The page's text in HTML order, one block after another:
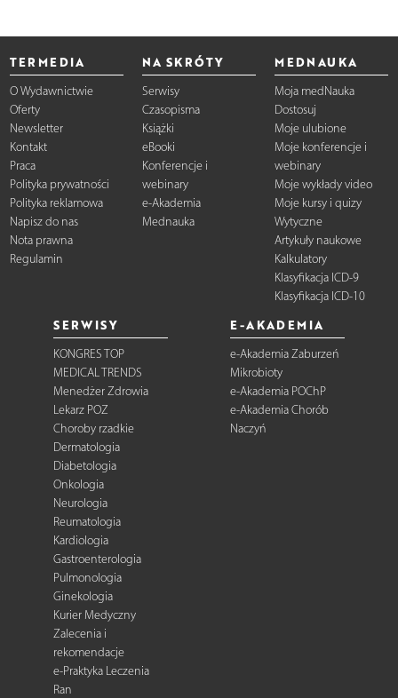
TERMEDIA
O Wydawnictwie
Oferty
Newsletter
Kontakt
Praca
Polityka prywatności
Polityka reklamowa
Napisz do nas
Nota prawna
Regulamin
NA SKRÓTY
Serwisy
Czasopisma
Książki
eBooki
Konferencje i
webinary
e-Akademia
Mednauka
MEDNAUKA
Moja medNauka
Dostosuj
Moje ulubione
Moje konferencje i
webinary
Moje wykłady video
Moje kursy i quizy
Wytyczne
Artykuły naukowe
Kalkulatory
Klasyfikacja ICD-9
Klasyfikacja ICD-10
SERWISY
KONGRES TOP
MEDICAL TRENDS
Menedżer Zdrowia
Lekarz POZ
Choroby rzadkie
Dermatologia
Diabetologia
Onkologia
Neurologia
Reumatologia
Kardiologia
Gastroenterologia
Pulmonologia
Ginekologia
Kurier Medyczny
Zalecenia i
rekomendacje
e-Praktyka Leczenia
Ran
E-AKADEMIA
e-Akademia Zaburzeń
Mikrobioty
e-Akademia POChP
e-Akademia Chorób
Naczyń